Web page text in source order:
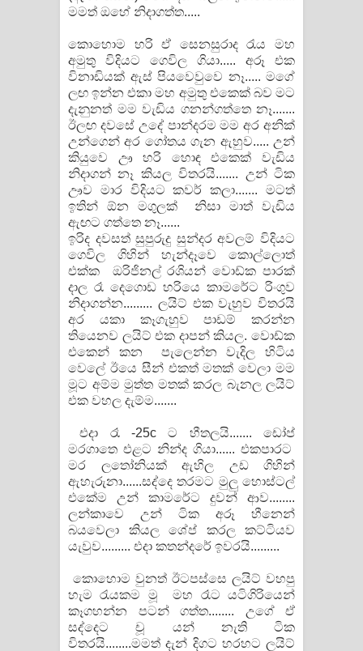
දන්නවාද මාව ගීතයේ පද පෙළ
මමත් ඔහේ නිදාගත්ත.....
කොහොම හරි ඒ සෙනසුරාද රැය මහ
අමුතු විදියට ගෙවිල ගියා..... අරූ එක
විනාඩියක් ඇස් පියවෙවුවෙ නෑ..... මගේ
ලඟ ඉන්න එකා මහ අමුතු එකෙක් බව මට
දැනුනත් මම වැඩිය ගනන්ගත්තෙ නෑ.......
ඊලඟ දවසේ උදේ පාන්දරම මම අර අනික්
උන්ගෙන් අර ගෝතය ගැන ඇහුව..... උන්
කියුවෙ ඌ හරි හොඳ එකෙක් වැඩිය
නිදාගන් නෑ කියල විතරයි....... උන් ටික
ඌව මාර විදියට කවර් කලා....... මටත්
ඉතින් ඕන මගුලක් නිසා මාත් වැඩිය
ඇඟට ගත්තෙ නෑ......
ඉරිද දවසත් සුපුරුදු සුන්දර අවලම් විදියට
ගෙවිල ගිහින් හැන්දෑවෙ කොල්ලොත්
එක්ක ඔරිජිනල් රශියන් වොඩ්ක පාරක්
දාල රෑ දෙගොඩ හරියෙ කාමරේට රිංගුව
නිදාගන්න......... ලයිට් එක වැහුව විතරයි
අර යකා කෑගැහුව පාඩම් කරන්න
තියෙනව ලයිට් එක දාපන් කියල. වොඩ්ක
එකෙන් කන පැලෙන්න වැදිල හිටිය
වෙලේ ඊයෙ සීන් එකත් මතක් වෙලා මම
මූට අම්ම මුත්ත මතක් කරල බැනල ලයිට්
එක වහල දැම්ම.......
එදා රෑ -25c ට හීතලයි....... ඩෝප්
මරගාතෙ එළට නින්ද ගියා...... එකපාරට
මර ලතෝනියක් ඇහිල උඩ ගිහින්
ඇහැරුනා......සද්දෙ තරමට මුලු හොස්ටල්
එකේම උන් කාමරේට දුවන් ආව........
ලන්කාවෙ උන් ටික අරූ හීනෙන්
බයවෙලා කියල ශේප් කරල කට්ටියව
යැවුව......... එදා කතන්දරේ ඉවරයි.........
කොහොම වුනත් ඊටපස්සෙ ලයිට් වහපු
හැම රැයකම මූ මහ රෑට යටිගිරියෙන්
කෑගහන්න පටන් ගත්ත........ උගේ ඒ
සද්දෙට චූ යන් නැති ටික
විතරයි........මමත් දැන් දිගට හරහට ලයිට්